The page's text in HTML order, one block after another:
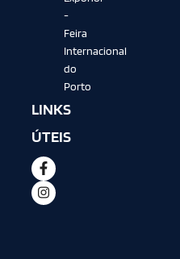
-
Feira
Internacional
do
Porto
LINKS
ÚTEIS